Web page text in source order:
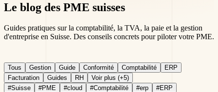
Le blog des PME suisses
Guides pratiques sur la comptabilité, la TVA, la paie et la gestion
d'entreprise en Suisse. Des conseils concrets pour piloter votre PME.
Tous Gestion Guide Conformité Comptabilité
ERP
Facturation
Guides RH
Voir plus (+5)
#Suisse #PME #cloud #Comptabilité #erp #ERP